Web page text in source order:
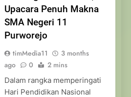
Upacara Penuh Makna
SMA Negeri 11
Purworejo
timMedia11
3 months
ago
0 2 mins
Dalam rangka memperingati
Hari Pendidikan Nasional